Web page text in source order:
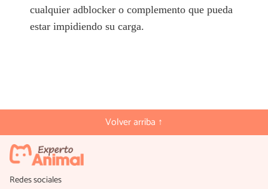
cualquier adblocker o complemento que pueda
estar impidiendo su carga.
Volver arriba ↑
Redes sociales